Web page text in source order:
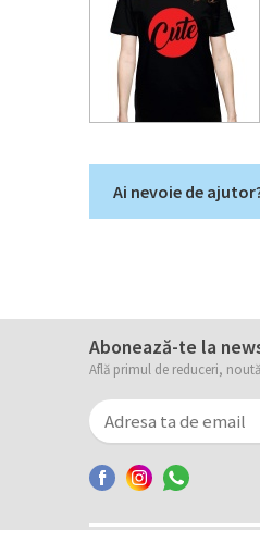
Ai nevoie de
Abonează-te la
Află primul de reduceri,